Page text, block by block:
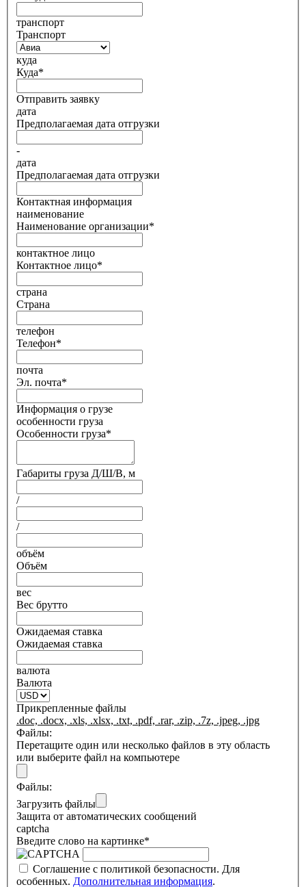
транспорт
Транспорт
куда
Куда*
Отправить заявку
дата
Предполагаемая дата отгрузки
-
дата
Предполагаемая дата отгрузки
Контактная информация
наименование
Наименование организации*
контактное лицо
Контактное лицо*
страна
Страна
телефон
Телефон*
почта
Эл. почта*
Информация о грузе
особенности груза
Особенности груза*
Габариты груза Д/Ш/В, м
/
/
объём
Объём
вес
Вес брутто
Ожидаемая ставка
Ожидаемая ставка
валюта
Валюта
Прикрепленные файлы
.doc, .docx, .xls, .xlsx, .txt, .pdf, .rar, .zip, .7z, .jpeg, .jpg
Файлы:
Перетащите один или несколько файлов в эту область
или выберите файл на компьютере
Файлы:
Загрузить файлы
Защита от автоматических сообщений
captcha
Введите слово на картинке*
Соглашение с политикой безопасности. Для
особенных. Дополнительная информация.